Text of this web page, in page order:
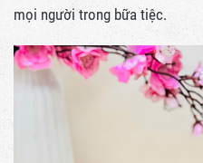
mọi người trong bữa tiệc.